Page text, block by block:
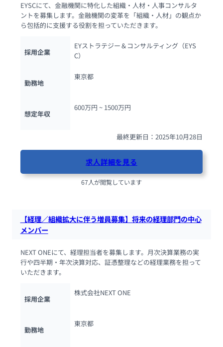
EYSCにて、金融機関に特化した組織・人材・人事コンサルタ
ントを募集します。金融機関の変革を「組織・人材」の観点か
ら包括的に支援する役割を担っていただきます。
採用企業
EYストラテジー＆コンサルティング（EYS
C）
勤務地
東京都
想定年収
600万円 ~ 1500万円
最終更新日：2025年10月28日
求人詳細を見る
67人が閲覧しています
【経理／組織拡大に伴う増員募集】将来の経理部門の中心
メンバー
NEXT ONEにて、経理担当者を募集します。月次決算業務の実
行や四半期・年次決算対応、証憑整理などの経理業務を担って
いただきます。
採用企業
株式会社NEXT ONE
勤務地
東京都